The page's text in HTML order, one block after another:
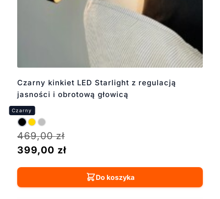
Czarny kinkiet LED Starlight z regulacją
jasności i obrotową głowicą
469,00zł
399,00 zł
Do koszyka